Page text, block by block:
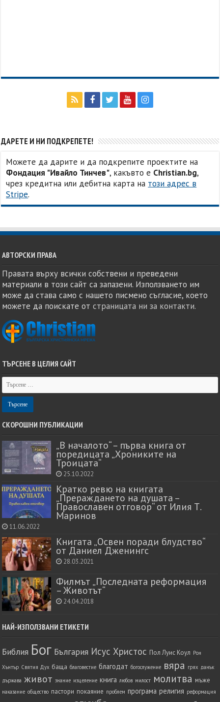
ДАРЕТЕ И НИ ПОДКРЕПЕТЕ!
Можете да дарите и да подкрепите проектите на
Фондация "Ивайло Тинчев", какъвто е Christian.bg,
чрез кредитна или дебитна карта на този адрес в
Stripe.
АВТОРСКИ ПРАВА
Правата върху всички собствени и преведени
материали в този сайт са запазени. Използването им
може да става само с нашето писмено съгласие, което
можете да поискате отстраницата ни за контакти.
ТЪРСЕНЕ В ЦЕЛИЯ САЙТ
СКОРОШНИ ПУБЛИКАЦИИ
„В началото“ – първа книга от
поредицата „Хрониките на
Троицата“
25.10.2022
Кратко ревю на книгата
„Прераждането на душата –
Православен отговор“ от Илия Т.
Маринов
11.06.2022
Книгата „Освен поради блудство“
от Даниел Дженингс
28.03.2021
Филмът „Последната реформация
– Животът“
24.04.2018
НАЙ-ИЗПОЛЗВАНИ ЕТИКЕТИ
Библия Бог България Исус Христос Пол Луис Коул Рон
Хънтър Святия Дух баща благовестие благодат богослужение вяра грях данък
държава живот знание изцеление книга любов милост молитва мъже
наказание общество пастори покаяние проблем програма религия реформация